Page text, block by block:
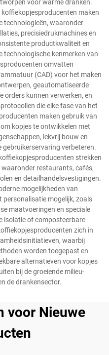
voor warme dranken.
maken
technologieën, waaronder
precisiedrukmachines en
productkwaliteit en
technologische kenmerken van
omvatten
(CAD) voor het maken
geautomatiseerde
orders kunnen verwerken, en
die elke fase van het
maken gebruik van
kopjes te ontwikkelen met
lekvrij bouw en
verbeteren.
strekken
restaurants, cafés,
en detailhandelsvestigingen.
mogelijkheden van
mogelijk, zoals
maatvoeringen en speciale
isolatie of composteerbare
zich in
waarbij
worden toegepast en
alternatieven voor kopjes
bij de groeiende milieu-
de drankensector.
voor Nieuwe